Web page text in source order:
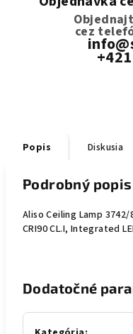
cez
Popis Diskusia
Podrobný popis
Aliso Ceiling Lamp
CRI90 CL.I, Integrated
Dodatočné